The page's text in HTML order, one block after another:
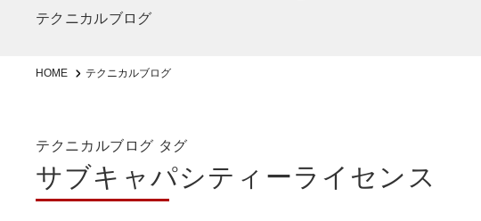
テクニカルブログ
HOME テクニカルブログ
テクニカルブログ タグ
サブキャパシティーライセンス